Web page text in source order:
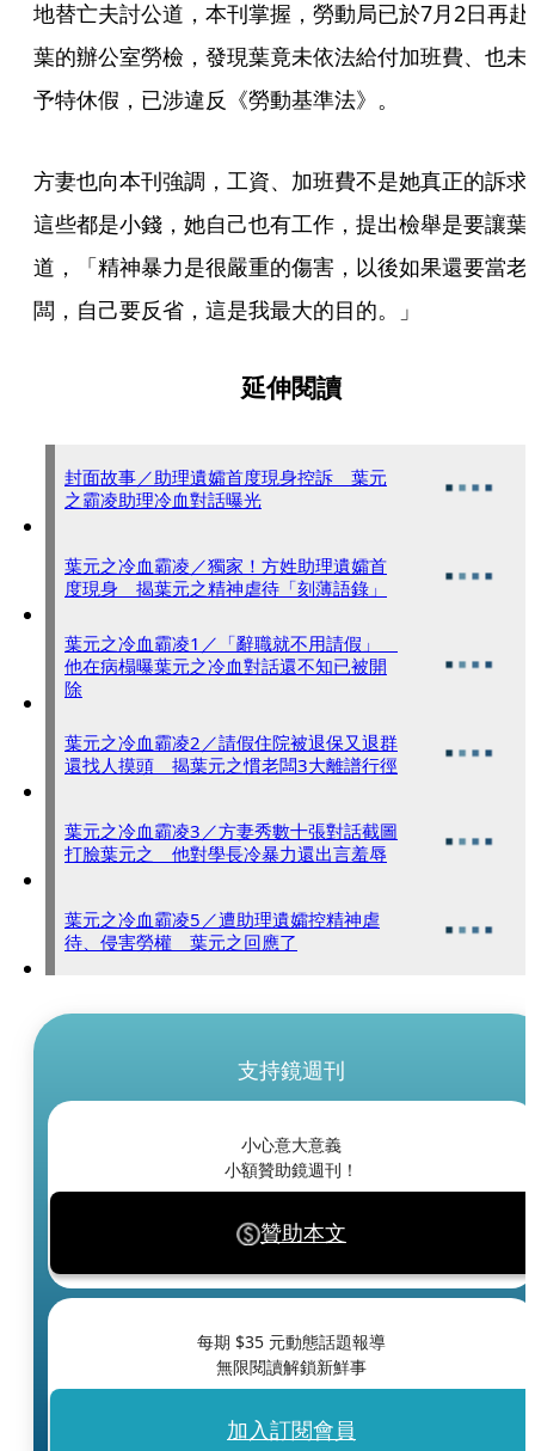
地替亡夫討公道，本刊掌握，勞動局已於7月2日再赴
葉的辦公室勞檢，發現葉竟未依法給付加班費、也未
予特休假，已涉違反《勞動基準法》。
方妻也向本刊強調，工資、加班費不是她真正的訴求
這些都是小錢，她自己也有工作，提出檢舉是要讓葉
道，「精神暴力是很嚴重的傷害，以後如果還要當老
闆，自己要反省，這是我最大的目的。」
延伸閱讀
封面故事／助理遺孀首度現身控訴 葉元
之霸凌助理冷血對話曝光
葉元之冷血霸凌／獨家！方姓助理遺孀首
度現身 揭葉元之精神虐待「刻薄語錄」
葉元之冷血霸凌1／「辭職就不用請假」
他在病榻曝葉元之冷血對話還不知已被開
除
葉元之冷血霸凌2／請假住院被退保又退群
還找人摸頭 揭葉元之慣老闆3大離譜行徑
葉元之冷血霸凌3／方妻秀數十張對話截圖
打臉葉元之 他對學長冷暴力還出言羞辱
葉元之冷血霸凌5／遭助理遺孀控精神虐
待、侵害勞權 葉元之回應了
支持鏡週刊
小心意大意義
小額贊助鏡週刊！
贊助本文
每期 $35 元動態話題報導
無限閱讀解鎖新鮮事
加入訂閱會員